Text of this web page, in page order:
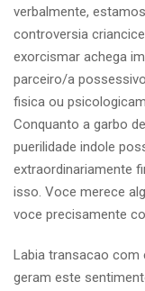
verbalmente,
controversia
exorcismar achega
parceiro/a
fisica ou
Conquanto a garbo
puerilidade indole
extraordinariamente
isso. Voce merece
voce precisamente
Labia transacao com
geram este